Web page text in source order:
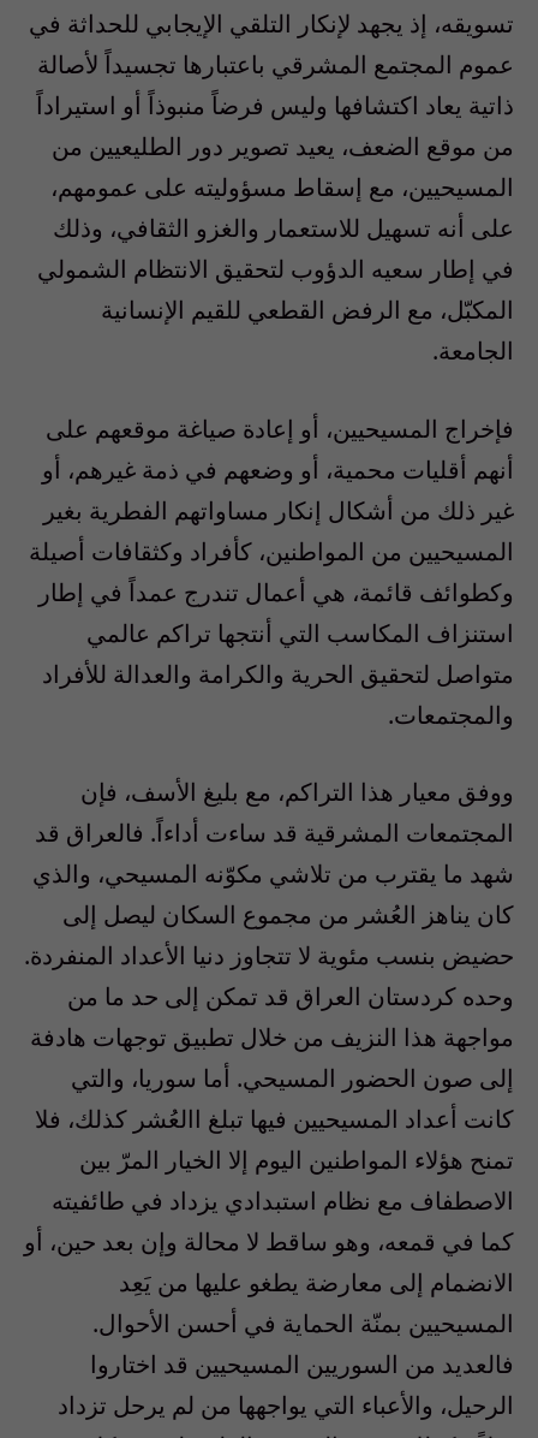
تسويقه، إذ يجهد لإنكار التلقي الإيجابي للحداثة في
عموم المجتمع المشرقي باعتبارها تجسيداً لأصالة
ذاتية يعاد اكتشافها وليس فرضاً منبوذاً أو استيراداً
من موقع الضعف، يعيد تصوير دور الطليعيين من
المسيحيين، مع إسقاط مسؤوليته على عمومهم،
على أنه تسهيل للاستعمار والغزو الثقافي، وذلك
في إطار سعيه الدؤوب لتحقيق الانتظام الشمولي
المكبّل، مع الرفض القطعي للقيم الإنسانية
الجامعة.
فإخراج المسيحيين، أو إعادة صياغة موقعهم على
أنهم أقليات محمية، أو وضعهم في ذمة غيرهم، أو
غير ذلك من أشكال إنكار مساواتهم الفطرية بغير
المسيحيين من المواطنين، كأفراد وكثقافات أصيلة
وكطوائف قائمة، هي أعمال تندرج عمداً في إطار
استنزاف المكاسب التي أنتجها تراكم عالمي
متواصل لتحقيق الحرية والكرامة والعدالة للأفراد
والمجتمعات.
ووفق معيار هذا التراكم، مع بليغ الأسف، فإن
المجتمعات المشرقية قد ساءت أداءاً. فالعراق قد
شهد ما يقترب من تلاشي مكوّنه المسيحي، والذي
كان يناهز العُشر من مجموع السكان ليصل إلى
حضيض بنسب مئوية لا تتجاوز دنيا الأعداد المنفردة.
وحده كردستان العراق قد تمكن إلى حد ما من
مواجهة هذا النزيف من خلال تطبيق توجهات هادفة
إلى صون الحضور المسيحي. أما سوريا، والتي
كانت أعداد المسيحيين فيها تبلغ االعُشر كذلك، فلا
تمنح هؤلاء المواطنين اليوم إلا الخيار المرّ بين
الاصطفاف مع نظام استبدادي يزداد في طائفيته
كما في قمعه، وهو ساقط لا محالة وإن بعد حين، أو
الانضمام إلى معارضة يطغو عليها من يَعِد
المسيحيين بمنّة الحماية في أحسن الأحوال.
فالعديد من السوريين المسيحيين قد اختاروا
الرحيل، والأعباء التي يواجهها من لم يرحل تزداد